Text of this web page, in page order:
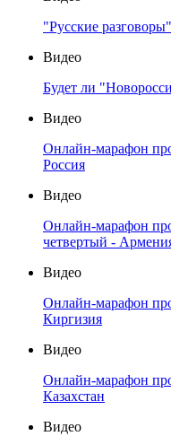
"Русские
Видео
Будет ли
Видео
Онлайн-марафон
Россия
Видео
Онлайн-марафон
четвертый -
Видео
Онлайн-марафон
Киргизия
Видео
Онлайн-марафон
Казахстан
Видео